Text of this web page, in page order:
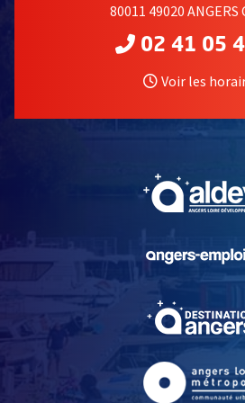
80011 49020 ANGERS
02 41 05
Voir les